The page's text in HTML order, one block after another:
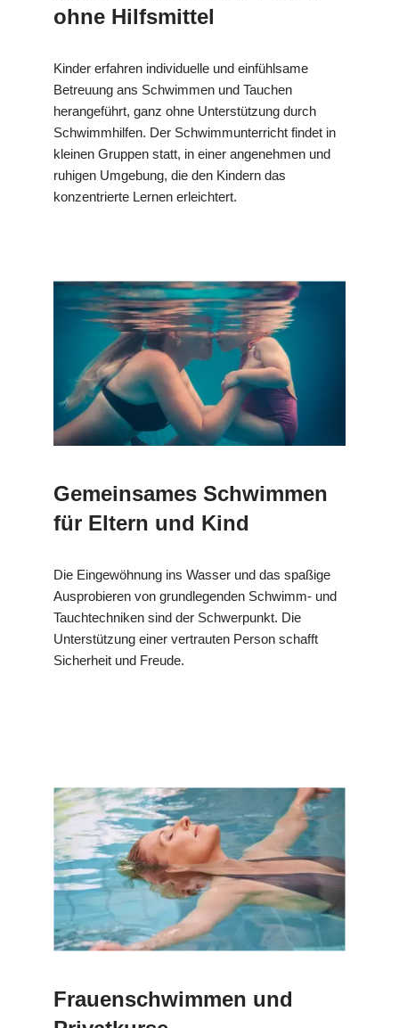
ohne Hilfsmittel
Kinder erfahren individuelle und einfühlsame
Betreuung ans Schwimmen und Tauchen
herangeführt, ganz ohne Unterstützung durch
Schwimmhilfen. Der Schwimmunterricht findet in
kleinen Gruppen statt, in einer angenehmen und
ruhigen Umgebung, die den Kindern das
konzentrierte Lernen erleichtert.
Gemeinsames Schwimmen
für Eltern und Kind
Die Eingewöhnung ins Wasser und das spaßige
Ausprobieren von grundlegenden Schwimm- und
Tauchtechniken sind der Schwerpunkt. Die
Unterstützung einer vertrauten Person schafft
Sicherheit und Freude.
Frauenschwimmen und